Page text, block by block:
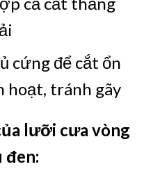
cứng để cắt ổn
hoạt, tránh gãy
lưỡi cưa vòng
đen: